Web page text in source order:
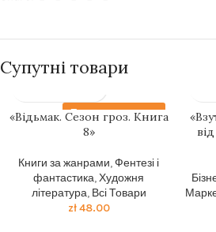
Супутні товари
Передзамовлення
«Відьмак. Сезон гроз. Книга
8»
Книги за жанрами,Фентезі і
фантастика,Художня
література, Всі Товари
zł48.00